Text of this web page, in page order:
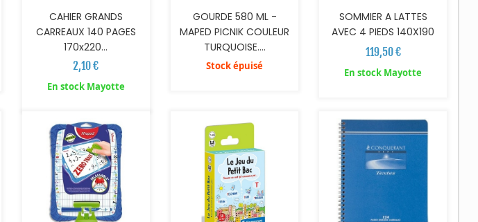
CAHIER GRANDS
CARREAUX 140 PAGES
170x220...
2,10 €
En stock Mayotte
GOURDE 580 ML -
MAPED PICNIK COULEUR
TURQUOISE....
Stock épuisé
SOMMIER A LATTES
AVEC 4 PIEDS 140X190
119,50 €
En stock Mayotte
AJOUTER AU PANIER AJOUTER AU PANIER